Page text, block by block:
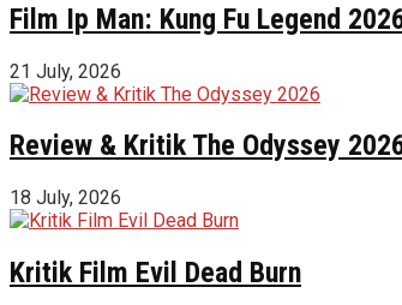
Film Ip Man: Kung Fu Legend
21 July, 2026
Review & Kritik The Odyssey
18 July, 2026
Kritik Film Evil Dead Burn